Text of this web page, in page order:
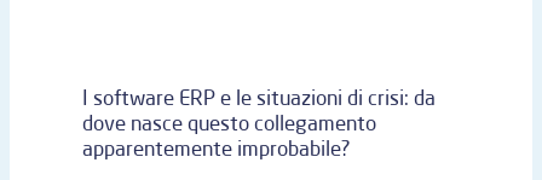
I software ERP e le situazioni di crisi: da
dove nasce questo collegamento
apparentemente improbabile?